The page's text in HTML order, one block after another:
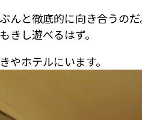
んと徹底的に向き合うのだ
きし遊べるはず。
やホテルにいます。